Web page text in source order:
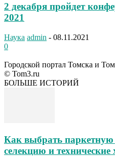
2 декабря пройдет
2021
Наука admin - 08.11.2021
0
Городской портал Томска и
© Tom3.ru
БОЛЬШЕ ИСТОРИЙ
Как выбрать
селекцию и технические